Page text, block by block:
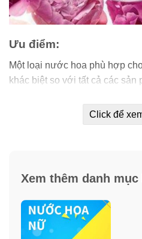
Ưu điểm:
Một loại nước hoa phù hợp
khác biệt so với tất cả các sản
Đây là sự giao hoà giữa
xúc cảm của mọi giác quan và
phút giây bạn dành tặng cho
Click để
Xem thêm danh